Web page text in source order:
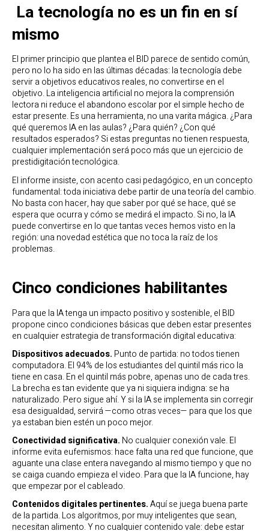
La tecnología no es un fin en sí
mismo
El primer principio que plantea el BID parece de sentido común,
pero no lo ha sido en las últimas décadas: la tecnología debe
servir a objetivos educativos reales, no convertirse en el
objetivo. La inteligencia artificial no mejora la comprensión
lectora ni reduce el abandono escolar por el simple hecho de
estar presente. Es una herramienta, no una varita mágica. ¿Para
qué queremos IA en las aulas? ¿Para quién? ¿Con qué
resultados esperados? Si estas preguntas no tienen respuesta,
cualquier implementación será poco más que un ejercicio de
prestidigitación tecnológica.
El informe insiste, con acento casi pedagógico, en un concepto
fundamental: toda iniciativa debe partir de una teoría del cambio.
No basta con hacer, hay que saber por qué se hace, qué se
espera que ocurra y cómo se medirá el impacto. Si no, la IA
puede convertirse en lo que tantas veces hemos visto en la
región: una novedad estética que no toca la raíz de los
problemas.
Cinco condiciones habilitantes
Para que la IA tenga un impacto positivo y sostenible, el BID
propone cinco condiciones básicas que deben estar presentes
en cualquier estrategia de transformación digital educativa:
Dispositivos adecuados. Punto de partida: no todos tienen
computadora. El 94% de los estudiantes del quintil más rico la
tiene en casa. En el quintil más pobre, apenas uno de cada tres.
La brecha es tan evidente que ya ni siquiera indigna: se ha
naturalizado. Pero sigue ahí. Y si la IA se implementa sin corregir
esa desigualdad, servirá —como otras veces— para que los que
ya estaban bien estén un poco mejor.
Conectividad significativa. No cualquier conexión vale. El
informe evita eufemismos: hace falta una red que funcione, que
aguante una clase entera navegando al mismo tiempo y que no
se caiga cuando empieza el video. Para que la IA funcione, hay
que empezar por el cableado.
Contenidos digitales pertinentes.Aquí se juega buena parte
de la partida. Los algoritmos, por muy inteligentes que sean,
necesitan alimento. Y no cualquier contenido vale: debe estar